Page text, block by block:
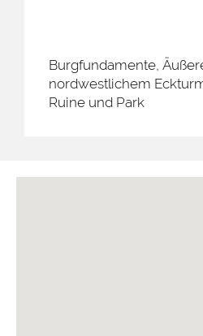
Burgfundamente,
nordwestlichem
Ruine und Park